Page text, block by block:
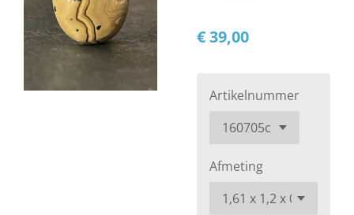
€ 39,00
Artikelnummer
Afmeting